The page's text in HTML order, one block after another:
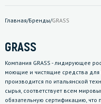
Главная/Бренды/GRASS
GRASS
Компания GRASS - лидирующее
моющие и чистящие средства для
производится по итальянской
сырья, соответствует всем
обязательную сертификацию,